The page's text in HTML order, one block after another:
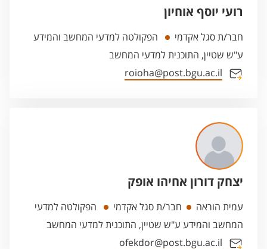
רועי יוסף אוחיון
חבר/ת סגל אקדמי
הפקולטה למדעי המחשב והמידע
ע"ש שטיין, התוכנית למדעי המחשב
roioha@post.bgu.ac.il
יצחק דורון אחיהו אופק
עמית הוראה חבר/ת סגל אקדמי
הפקולטה למדעי
המחשב והמידע ע"ש שטיין, התוכנית למדעי המחשב
ofekdor@post.bgu.ac.il